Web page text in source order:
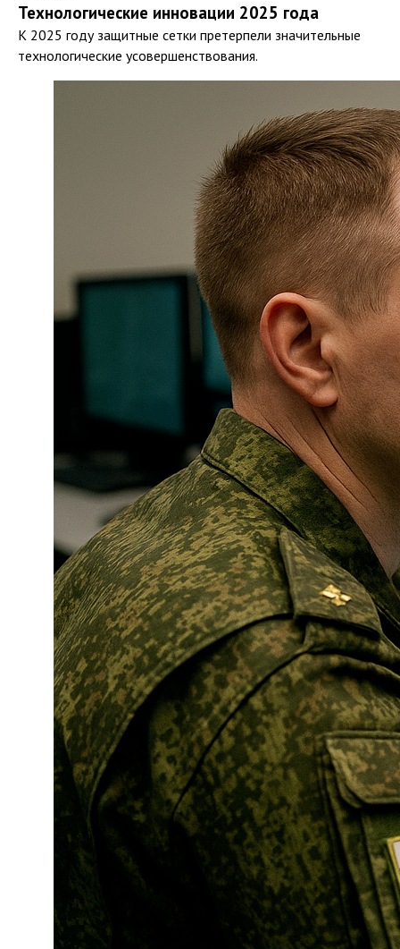
Технологические инновации 2025 года
К 2025 году защитные сетки претерпели значительные
технологические усовершенствования.